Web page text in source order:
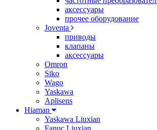
аксессуары
прочее оборудование
Joventa
приводы
клапаны
аксессуары
Omron
Siko
Wago
Yaskawa
Aplisens
Hiaman
Yaskawa Liuxian
Fanuc Liuxian